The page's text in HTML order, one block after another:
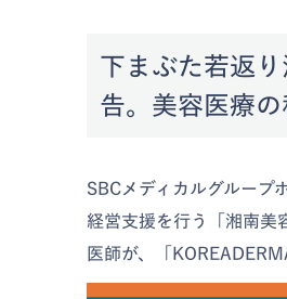
下まぶた若返
告。美容医療
SBCメディカルグループ
経営支援を行う「湘南美
医師が、「